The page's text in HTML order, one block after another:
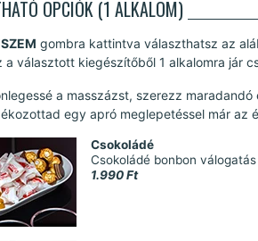
OPCIÓK (1 ALKALOM)
gombra kattintva választhatsz az
a választott kiegészítőből 1 alkalomra jár
a masszázst, szerezz
egy apró meglepetéssel már az
Csokoládé
Csokoládé bonbon
1.990 Ft